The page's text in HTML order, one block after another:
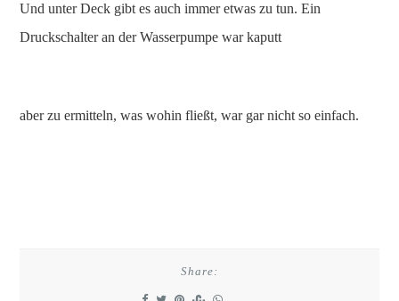
Und unter Deck gibt es auch immer etwas zu tun. Ein
Druckschalter an der Wasserpumpe war kaputt
aber zu ermitteln, was wohin fließt, war gar nicht so einfach.
Share: